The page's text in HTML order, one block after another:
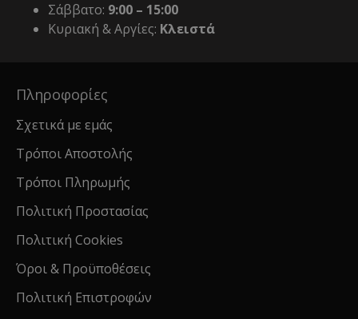
Σάββατο: 9:00 – 15:00
Κυριακή & Αργίες: Κλειστά
Πληροφορίες
Σχετικά με εμάς
Τρόποι Αποστολής
Τρόποι Πληρωμής
Πολιτική Προστασίας
Πολιτική Cookies
Όροι & Προϋποθέσεις
Πολιτική Επιστροφών